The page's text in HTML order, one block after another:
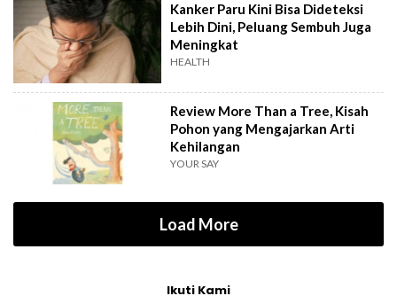
Kanker Paru Kini Bisa Dideteksi
Lebih Dini, Peluang Sembuh Juga
Meningkat
HEALTH
Review More Than a Tree, Kisah
Pohon yang Mengajarkan Arti
Kehilangan
YOUR SAY
Load More
Ikuti Kami